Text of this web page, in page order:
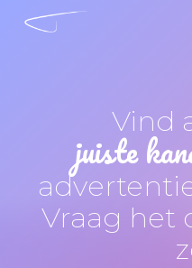
Skip
Vind
juiste
Vraag het